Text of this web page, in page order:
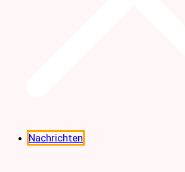
Nachrichten